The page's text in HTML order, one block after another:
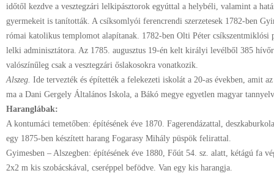
időtől kezdve a vesztegzári lelkipásztorok egyúttal a helybéli, valamint a
gyermekeit is tanították. A csíksomlyói ferencrendi szerzetesek 1782-ben
római katolikus templomot alapítanak. 1782-ben Olti Péter csíkszentmiklósi
lelki adminisztátora. Az 1785. augusztus 19-én kelt királyi levélből 385
valószínűleg csak a vesztegzári őslakosokra vonatkozik.
Alszeg. Ide tervezték és építették a felekezeti iskolát a 20-as években, amit
ma a Dani Gergely Általános Iskola, a Bákó megye egyetlen magyar
Haranglábak:
A kontumáci temetőben: építésének éve 1870. Fagerendázattal,
egy 1875-ben készített harang Fogarasy Mihály püspök felirattal.
Gyimesben – Alszegben: építésének éve 1880, Főút 54. sz. alatt, kétágú fa
2x2 m kis szobácskával, cseréppel befödve. Van egy kis harangja.